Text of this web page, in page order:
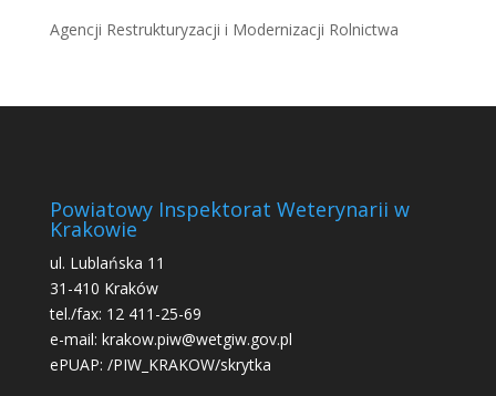
Agencji Restrukturyzacji i Modernizacji Rolnictwa
Powiatowy Inspektorat Weterynarii w
Krakowie
ul. Lublańska 11
31-410 Kraków
tel./fax: 12 411-25-69
e-mail: krakow.piw@wetgiw.gov.pl
ePUAP: /PIW_KRAKOW/skrytka